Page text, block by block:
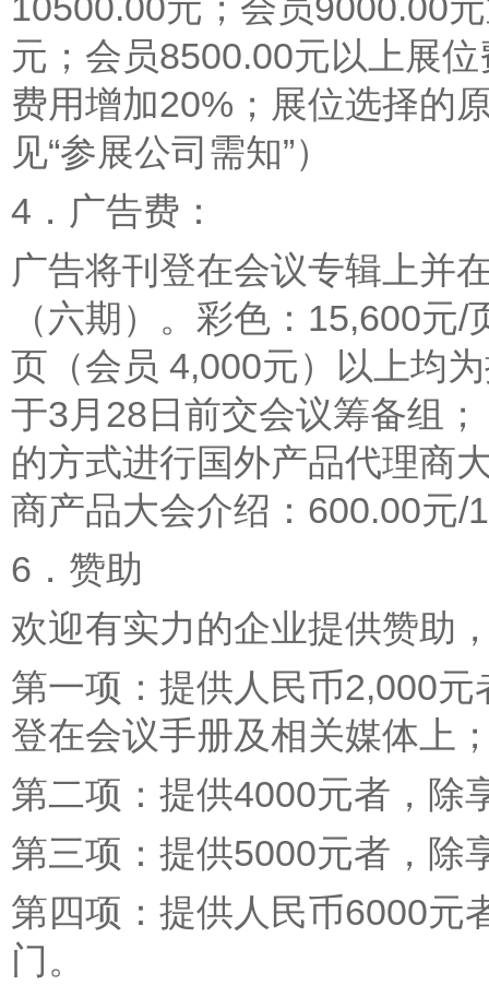
元；会员8500.00元以上展
费用增加20%；展位选择的
见“参展公司需知”）
4．广告费：
广告将刊登在会议专辑上并
（六期）。彩色：15,600元
页（会员 4,000元）以上均
于3月28日前交会议筹备组
的方式进行国外产品代理商
商产品大会介绍：600.00元/
6．赞助
欢迎有实力的企业提供赞助
第一项：提供人民币2,000
登在会议手册及相关媒体上
第二项：提供4000元者，除
第三项：提供5000元者，除
第四项：提供人民币6000元
门。